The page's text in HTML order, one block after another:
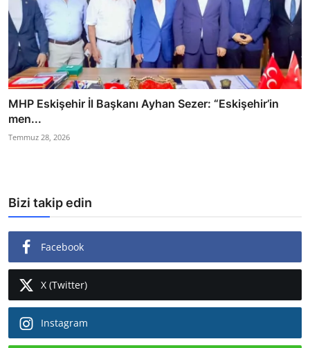
MHP Eskişehir İl Başkanı Ayhan Sezer: “Eskişehir’in
men...
Temmuz 28, 2026
Bizi takip edin
Facebook
X (Twitter)
Instagram